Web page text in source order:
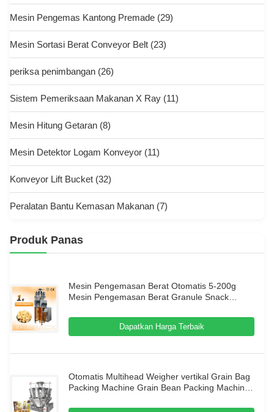
Mesin Pengemas Kantong Premade (29)
Mesin Sortasi Berat Conveyor Belt (23)
periksa penimbangan (26)
Sistem Pemeriksaan Makanan X Ray (11)
Mesin Hitung Getaran (8)
Mesin Detektor Logam Konveyor (11)
Konveyor Lift Bucket (32)
Peralatan Bantu Kemasan Makanan (7)
Produk Panas
Mesin Pengemasan Berat Otomatis 5-200g
Mesin Pengemasan Berat Granule Snack
Dapatkan Harga Terbaik
Otomatis Multihead Weigher vertikal Grain Bag
Packing Machine Grain Bean Packing Machine